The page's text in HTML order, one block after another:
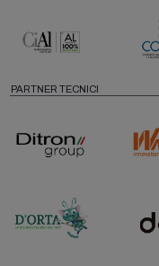
PARTNER TECNICI